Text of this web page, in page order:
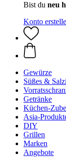
Bist du neu
Konto
Gewürze
Süßes &
Getränke
Küchen-
Asia-
DIY
Grillen
Marken
Angebote